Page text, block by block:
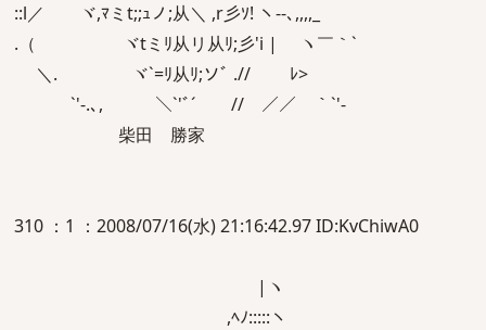
::l／ ヾ,ﾏミt;;ｭノ;从＼ ,r彡ｿ! ヽ--､,,,,_
.（ ヾtミﾘ从リ从ﾘ;彡'i | ヽ￣｀`
＼. ヾ`=ﾘ从ﾘ;ソﾞ .// ﾚ>
`'‐.､, ＼`'ﾞ´ // ／／ ｀`'‐
柴田 勝家
310 ：1 ：2008/07/16(水) 21:16:42.97 ID:KvChiwA0
|ヽ
,ﾍﾉ:::::ヽ